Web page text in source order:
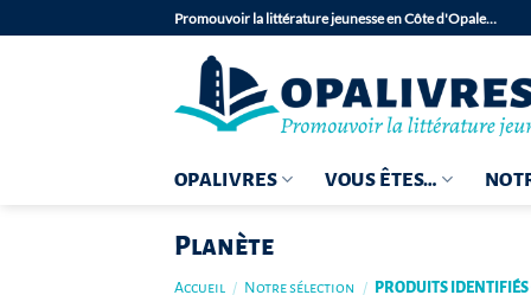
au
Promouvoir la littérature jeunesse en Côte d'Opale…
OPALIVRES VOUS ÊTES…
Planète
Accueil / Notre sélection / PRODUITS